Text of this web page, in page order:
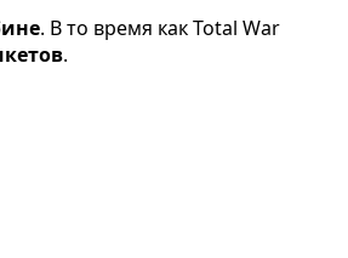
. В то время как Total War
.